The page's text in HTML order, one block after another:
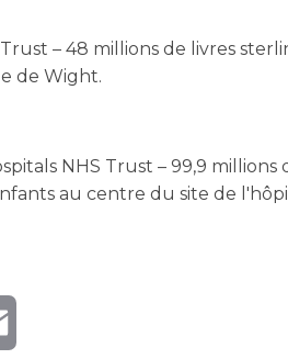
– 48 millions de livres
de Wight.
NHS Trust – 99,9
au centre du site de